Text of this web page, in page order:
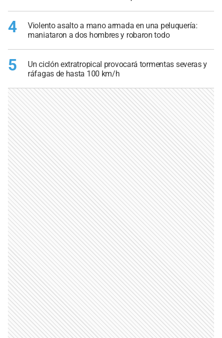
4
Violento asalto a mano armada en una peluquería:
maniataron a dos hombres y robaron todo
5
Un ciclón extratropical provocará tormentas severas y
ráfagas de hasta 100 km/h